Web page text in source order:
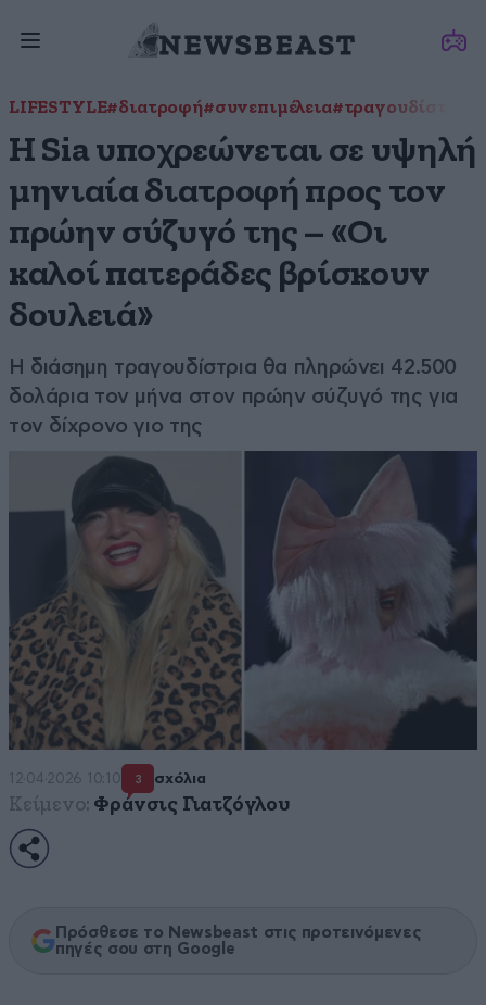
LIFESTYLE#διατροφή#συνεπιμέλεια#τραγουδίστρια
Η Sia υποχρεώνεται σε υψηλή
μηνιαία διατροφή προς τον
πρώην σύζυγό της – «Οι
καλοί πατεράδες βρίσκουν
δουλειά»
Η διάσημη τραγουδίστρια θα πληρώνει 42.500
δολάρια τον μήνα στον πρώην σύζυγό της για
τον δίχρονο γιο της
12·04·2026 10:10 3 σχόλια
Κείμενο: Φράνσις Γιατζόγλου
Πρόσθεσε το Newsbeast στις προτεινόμενες
πηγές σου στη Google